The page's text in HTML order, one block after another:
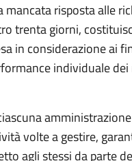
mancata risposta alle
trenta giorni,
in considerazione ai
individuale
volte a gestire,
agli stessi da parte